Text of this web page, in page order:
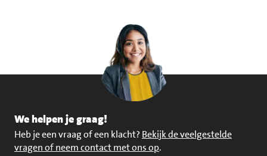
We helpen je graag!
Heb je een vraag of een klacht? Bekijk de veelgestelde
vragen of neem contact met ons op.